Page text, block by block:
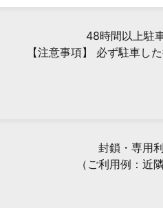
48時間以上駐
【注意事項】 必ず駐車し
封鎖・専用
（ご利用例：